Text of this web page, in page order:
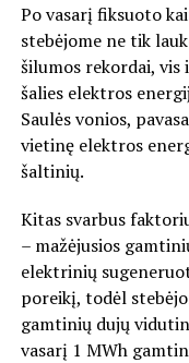
Po vasarį fiksuoto
stebėjome ne tik
šilumos rekordai, vis
šalies elektros
Saulės vonios,
vietinę elektros
šaltinių.
Kitas svarbus
– mažėjusios
elektrinių
poreikį, todėl
gamtinių dujų
vasarį 1 MWh